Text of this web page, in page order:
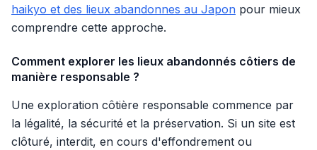
haikyo et des lieux abandonnes au Japon pour mieux
comprendre cette approche.
Comment explorer les lieux abandonnés côtiers de
manière responsable ?
Une exploration côtière responsable commence par
la légalité, la sécurité et la préservation. Si un site est
clôturé, interdit, en cours d'effondrement ou